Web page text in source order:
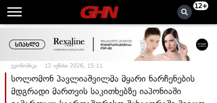
12+
ეკონომიკა 12 ივნისი 2026, 15:11
სოლომონ პავლიაშვილმა მყარი ნარჩენების
მდგრადი მართვის საკითხებზე იაპონიაში